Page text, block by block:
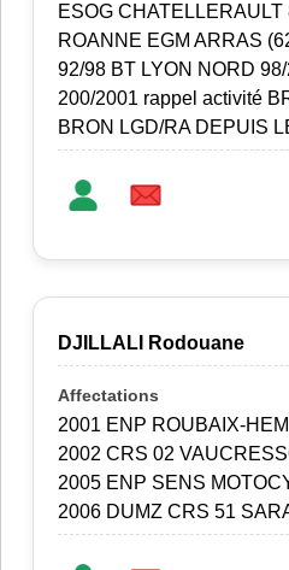
ESOG CHATELLERAULT
ROANNE EGM ARRAS
92/98 BT LYON NORD
200/2001 rappel activité
BRON LGD/RA DEPUIS
DJILLALI Rodouane
2001 ENP ROUBAIX-HEM
2002 CRS 02
2005 ENP SENS
2006 DUMZ CRS 51